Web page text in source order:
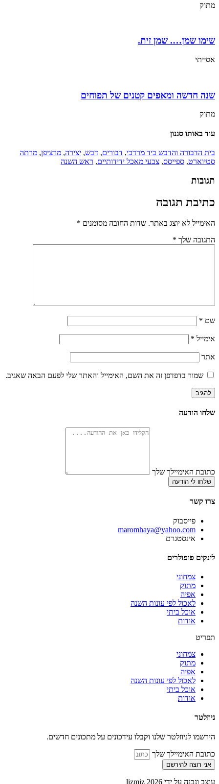
מתוק
שימו שמן…. שמן זית.
אסייתי
שנה חדשה ומאפים קטנים של תפוחים
מתוק
עוד באותו סגנון
בית הדבורה והדבש ביד מרדכי, דבורים, דבש, יצירה, מרציפן, מרתה
סטיוארט, ספייסס, צבעי מאכל ידידותיים, ראש השנה
תגובות
כתיבת תגובה
האימייל לא יוצג באתר. שדות החובה מסומנים *
התגובה שלך *
שם *
אימייל *
אתר
שמור בדפדפן זה את השם, האימייל והאתר שלי לפעם הבאה שאגיב.
שלחו הודעה
כתובת האימיילך שלך
שלחו לי הודעה
צרו קשר
פייסבוק
‫maromhaya@yahoo.com
אינסטגרם
לינקים פופולרים
צמחוני
מתוק
אפיה
לאכול לפי עונות השנה
אוכל ביתי
אודות
תפריט
צמחוני
מתוק
אפיה
לאכול לפי עונות השנה
אוכל ביתי
אודות
ניוזלטר
הירשמו לניוזלטר שלנו וקבלו עידכונים על מתכונים חדשים.
כתובת האימיילך שלך
אני רוצה להירשם
עוצב ונבנה על ידי lizmiz 2026